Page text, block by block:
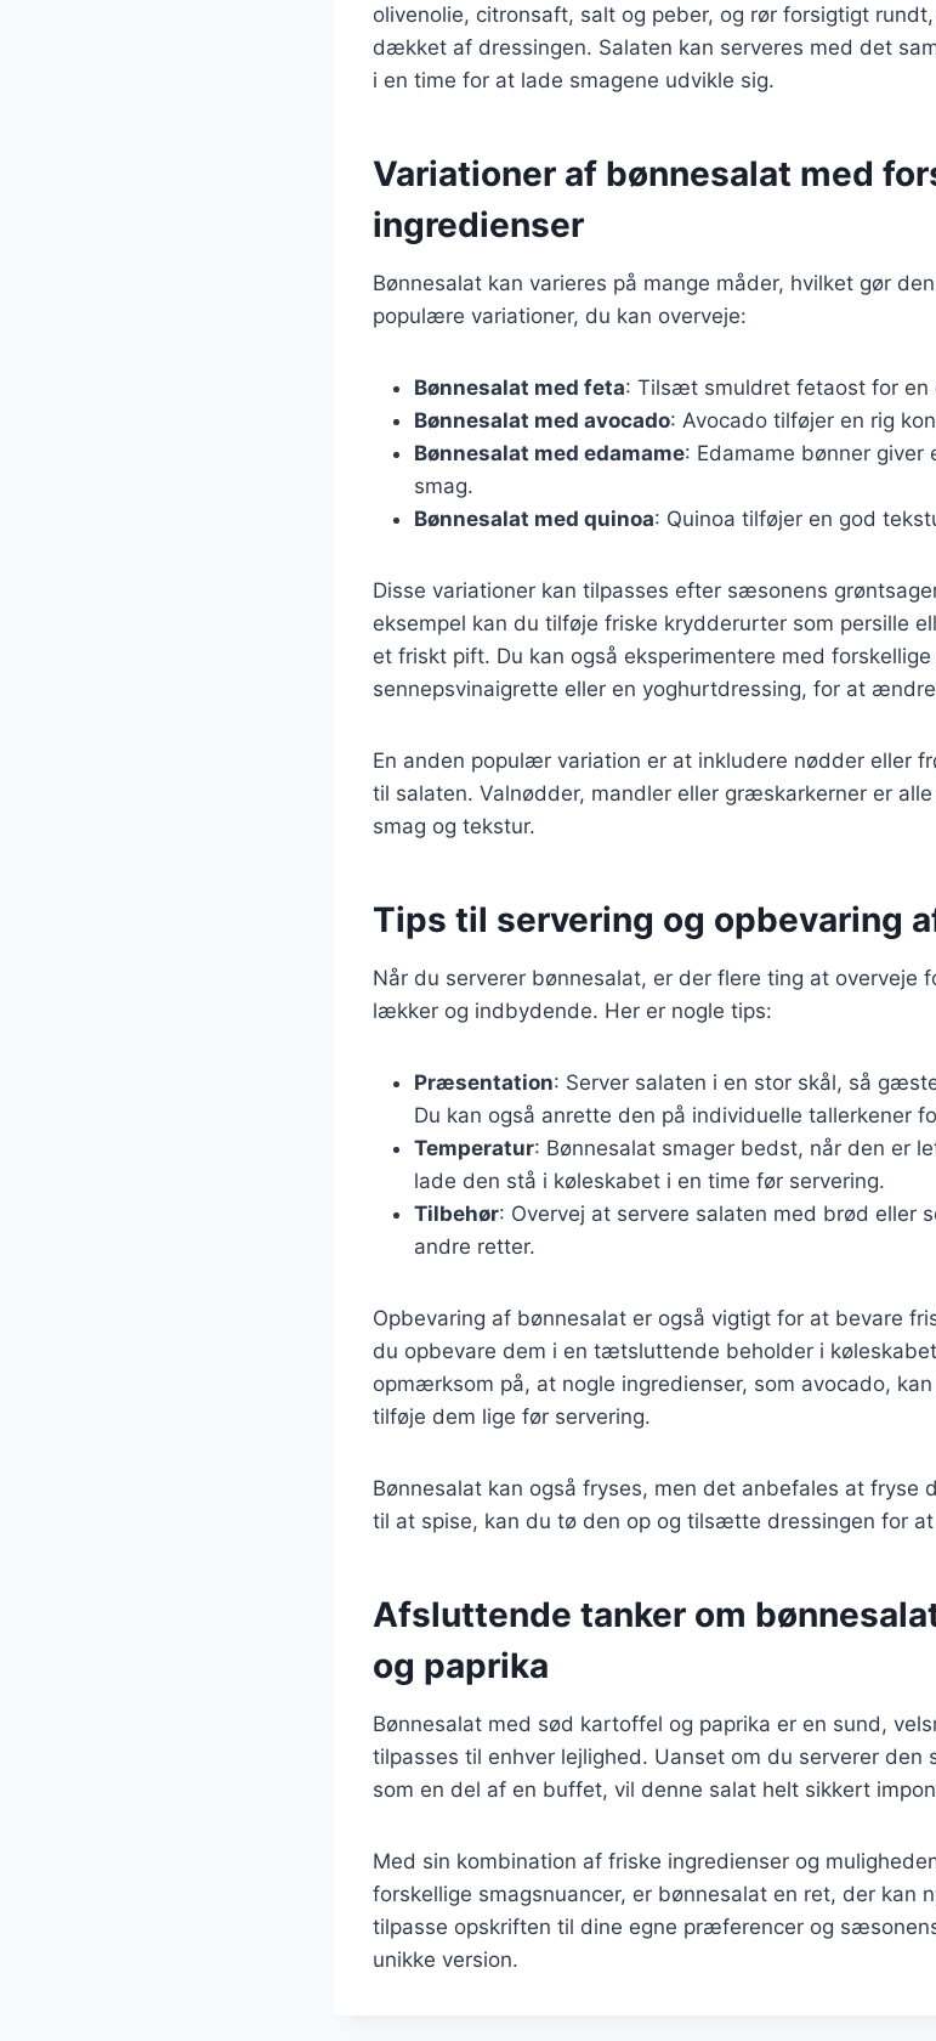
olivenolie, citronsaft, salt og peber, og rør forsigtigt
dækket af dressingen. Salaten kan serveres med det
i en time for at lade smagene udvikle sig.
Variationer af bønnesalat med
ingredienser
Bønnesalat kan varieres på mange måder, hvilket gør
populære variationer, du kan overveje:
Bønnesalat med feta: Tilsæt smuldret fetaost for en
Bønnesalat med avocado: Avocado tilføjer en rig
Bønnesalat med edamame: Edamame bønner
smag.
Bønnesalat med quinoa: Quinoa tilføjer en god
Disse variationer kan tilpasses efter sæsonens
eksempel kan du tilføje friske krydderurter som persille
et friskt pift. Du kan også eksperimentere med
sennepsvinaigrette eller en yoghurtdressing, for at
En anden populær variation er at inkludere nødder eller
til salaten. Valnødder, mandler eller græskarkerner er
smag og tekstur.
Tips til servering og opbevaring
Når du serverer bønnesalat, er der flere ting at overveje
lækker og indbydende. Her er nogle tips:
Præsentation: Server salaten i en stor skål, så
Du kan også anrette den på individuelle tallerkener
Temperatur: Bønnesalat smager bedst, når den er
lade den stå i køleskabet i en time før servering.
Tilbehør: Overvej at servere salaten med brød eller
andre retter.
Opbevaring af bønnesalat er også vigtigt for at bevare
du opbevare dem i en tætsluttende beholder i
opmærksom på, at nogle ingredienser, som avocado,
tilføje dem lige før servering.
Bønnesalat kan også fryses, men det anbefales at fryse
til at spise, kan du tø den op og tilsætte dressingen for
Afsluttende tanker om
og paprika
Bønnesalat med sød kartoffel og paprika er en sund,
tilpasses til enhver lejlighed. Uanset om du serverer
som en del af en buffet, vil denne salat helt sikkert
Med sin kombination af friske ingredienser og
forskellige smagsnuancer, er bønnesalat en ret, der kan
tilpasse opskriften til dine egne præferencer og
unikke version.